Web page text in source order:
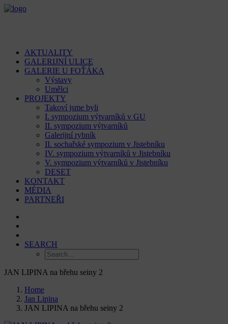
AKTUALITY
GALERIJNÍ ULICE
GALERIE U FOŤÁKA
Výstavy
Umělci
PROJEKTY
Takoví jsme byli
I. sympozium výtvarníků v GU
II. sympozium výtvarníků
Galerijní rybník
II. sochařské sympozium v Jistebníku
IV. sympozium výtvarníků v Jistebníku
V. sympozium výtvarníků v Jistebníku
DESET
KONTAKT
MÉDIA
PARTNEŘI
SEARCH
JAN LIPINA na břehu seiny 2
Home
Jan Lipina
JAN LIPINA na břehu seiny 2